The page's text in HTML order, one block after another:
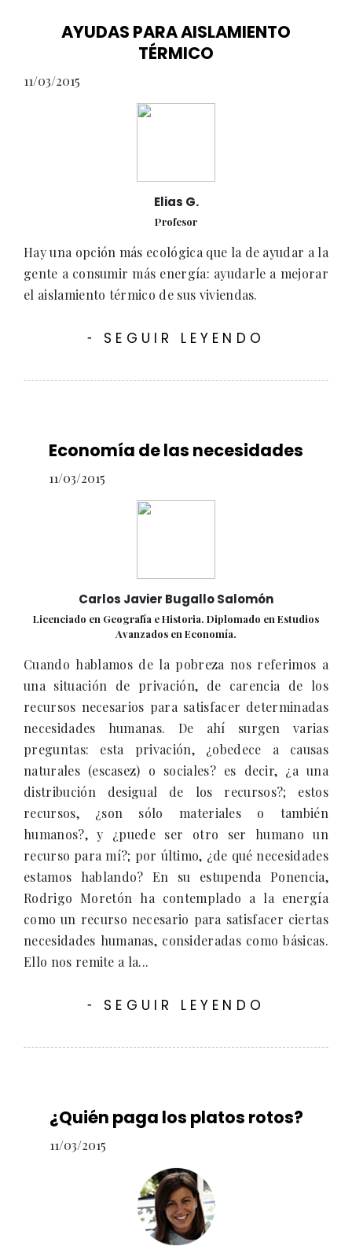
AYUDAS PARA AISLAMIENTO
TÉRMICO
11/03/2015
Elias G.
Profesor
Hay una opción más ecológica que la de ayudar a la
gente a consumir más energía: ayudarle a mejorar
el aislamiento térmico de sus viviendas.
- SEGUIR LEYENDO
Economía de las necesidades
11/03/2015
Carlos Javier Bugallo Salomón
Licenciado en Geografía e Historia. Diplomado en Estudios
Avanzados en Economía.
Cuando hablamos de la pobreza nos referimos a
una situación de privación, de carencia de los
recursos necesarios para satisfacer determinadas
necesidades humanas. De ahí surgen varias
preguntas: esta privación, ¿obedece a causas
naturales (escasez) o sociales? es decir, ¿a una
distribución desigual de los recursos?; estos
recursos, ¿son sólo materiales o también
humanos?, y ¿puede ser otro ser humano un
recurso para mí?; por último, ¿de qué necesidades
estamos hablando? En su estupenda Ponencia,
Rodrigo Moretón ha contemplado a la energía
como un recurso necesario para satisfacer ciertas
necesidades humanas, consideradas como básicas.
Ello nos remite a la...
- SEGUIR LEYENDO
¿Quién paga los platos rotos?
11/03/2015